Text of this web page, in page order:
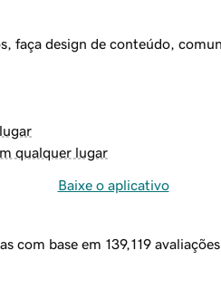
faça design de conteúdo,
qualquer lugar
Baixe o aplicativo
com base em 139,119 avaliações